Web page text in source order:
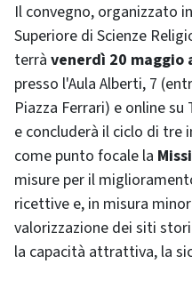
Il convegno, organizzato
Superiore di Scienze
terrà venerdì 20 maggio
presso l'Aula Alberti, 7
Piazza Ferrari) e online su
e concluderà il ciclo di tre
come punto focale la
misure per il
ricettive e, in misura
valorizzazione dei siti
la capacità attrattiva, la